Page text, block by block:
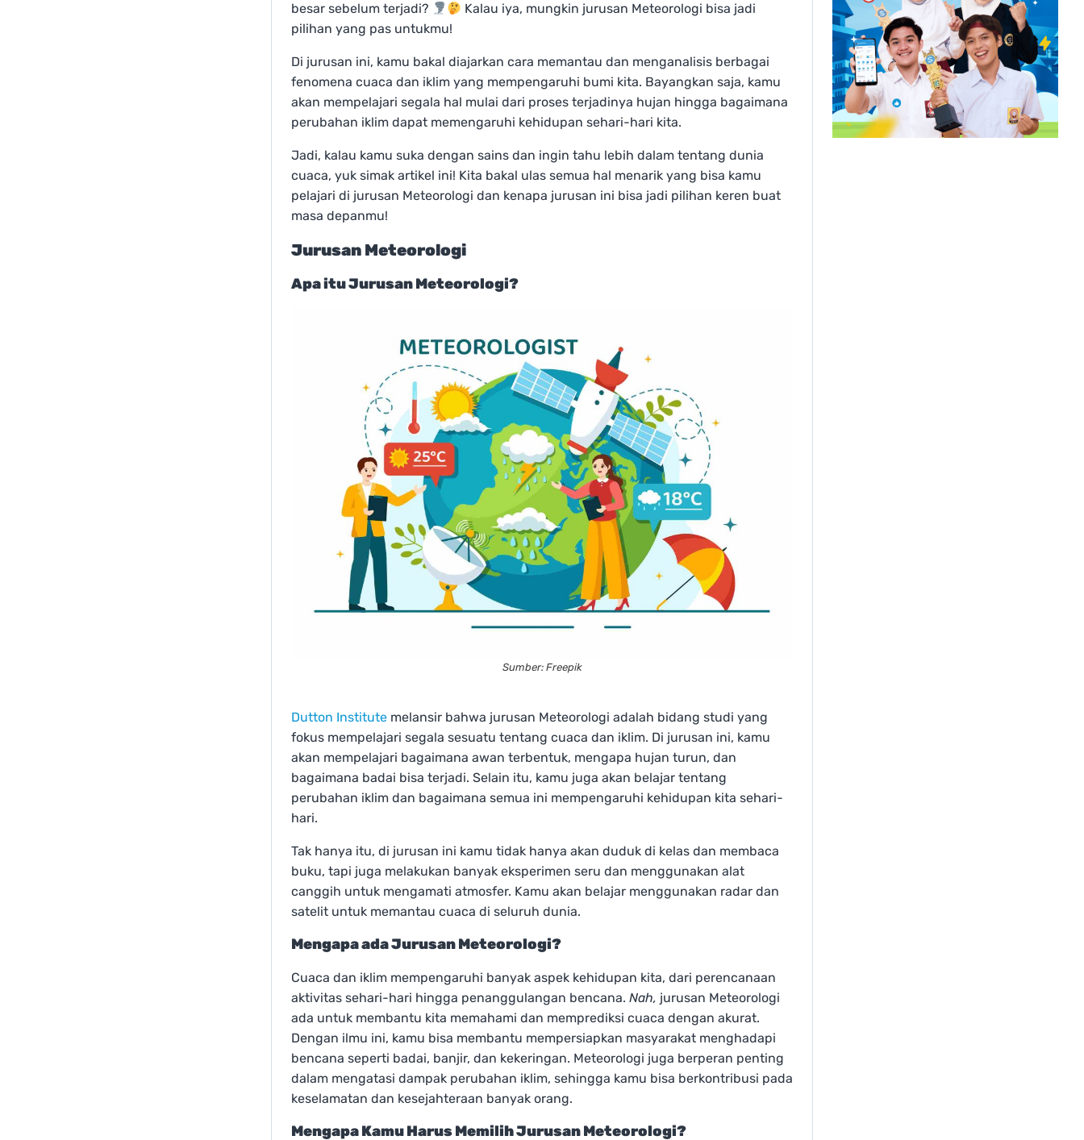
besar sebelum terjadi? ️
Kalau iya, mungkin jurusan Meteorologi bisa jadi
pilihan yang pas untukmu!
Di jurusan ini, kamu bakal diajarkan cara memantau dan menganalisis berbagai
fenomena cuaca dan iklim yang mempengaruhi bumi kita. Bayangkan saja, kamu
akan mempelajari segala hal mulai dari proses terjadinya hujan hingga bagaimana
perubahan iklim dapat memengaruhi kehidupan sehari-hari kita.
Jadi, kalau kamu suka dengan sains dan ingin tahu lebih dalam tentang dunia
cuaca, yuk simak artikel ini! Kita bakal ulas semua hal menarik yang bisa kamu
pelajari di jurusan Meteorologi dan kenapa jurusan ini bisa jadi pilihan keren buat
masa depanmu!
Jurusan Meteorologi
Apa itu Jurusan Meteorologi?
Sumber: Freepik
Dutton Institute melansir bahwa jurusan Meteorologi adalah bidang studi yang
fokus mempelajari segala sesuatu tentang cuaca dan iklim. Di jurusan ini, kamu
akan mempelajari bagaimana awan terbentuk, mengapa hujan turun, dan
bagaimana badai bisa terjadi. Selain itu, kamu juga akan belajar tentang
perubahan iklim dan bagaimana semua ini mempengaruhi kehidupan kita sehari-
hari.
Tak hanya itu, di jurusan ini kamu tidak hanya akan duduk di kelas dan membaca
buku, tapi juga melakukan banyak eksperimen seru dan menggunakan alat
canggih untuk mengamati atmosfer. Kamu akan belajar menggunakan radar dan
satelit untuk memantau cuaca di seluruh dunia.
Mengapa ada Jurusan Meteorologi?
Cuaca dan iklim mempengaruhi banyak aspek kehidupan kita, dari perencanaan
aktivitas sehari-hari hingga penanggulangan bencana. Nah, jurusan Meteorologi
ada untuk membantu kita memahami dan memprediksi cuaca dengan akurat.
Dengan ilmu ini, kamu bisa membantu mempersiapkan masyarakat menghadapi
bencana seperti badai, banjir, dan kekeringan. Meteorologi juga berperan penting
dalam mengatasi dampak perubahan iklim, sehingga kamu bisa berkontribusi pada
keselamatan dan kesejahteraan banyak orang.
Mengapa Kamu Harus Memilih Jurusan Meteorologi?